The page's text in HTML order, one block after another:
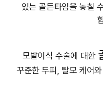
있는 골든타임을 놓칠
모발이식 수술에 대한
꾸준한 두피, 탈모 케어